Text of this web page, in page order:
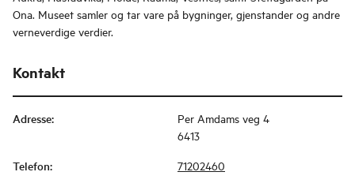
Ona. Museet samler og tar vare på bygninger, gjenstander og andre
verneverdige verdier.
Kontakt
Adresse:
Per Amdams veg 4
6413
Telefon: 71202460